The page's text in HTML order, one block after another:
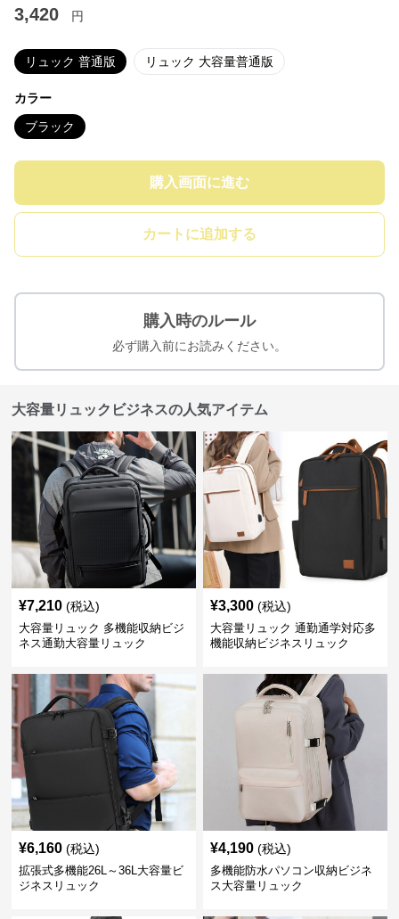
3,420 円
リュック 普通版 リュック 大容量普通版
カラー
ブラック
購入画面に進む
カートに追加する
購入時のルール
必ず購入前にお読みください。
大容量リュックビジネスの人気アイテム
¥7,210 (税込)
大容量リュック 多機能収納ビジ
ネス通勤大容量リュック
¥3,300 (税込)
大容量リュック 通勤通学対応多
機能収納ビジネスリュック
¥6,160 (税込)
拡張式多機能26L～36L大容量ビ
ジネスリュック
¥4,190 (税込)
多機能防水パソコン収納ビジネ
ス大容量リュック